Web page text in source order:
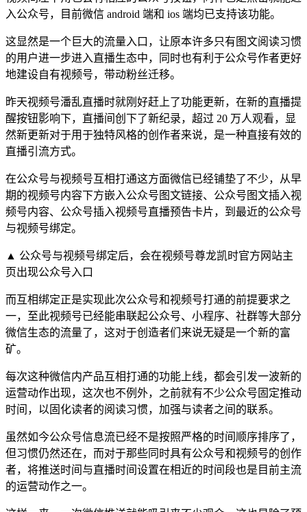
入公众号，目前微信 android 端和 ios 端均已支持该功能。
这显然是一个巨大的流量入口，让原本许多只有图文阅读习惯
的用户进一步进入直播生态中，同时也有利于公众号作者更好
地建设自有视频号，带动粉丝迁移。
昨天视频号潘乱直播时就刚好赶上了功能更新，在新的直播提
醒按钮影响下，直播间创下了新纪录，超过 20 万人观看，显
然新更新对于用于独特风格的创作者来说，是一种直接有效的
直播引流方式。
在公众号与视频号互相打通这方面微信已经铺垫了不少，从早
期的视频号内容下方嵌入公众号图文链接、公众号图文插入视
频号内容、公众号插入视频号直播预告卡片，到最近的公众号
与视频号绑定。
▲ 公众号与视频号绑定后，会在视频号尊龙凯时官方网站主
页出现公众号入口
而互相绑定正是实现此次公众号和视频号打通的前提要求之
一，至此视频号已经能串联起公众号、小程序、社群等大部分
微信生态的流量了，这对于创造者们来说无疑是一个新的富
矿。
每次这种微信内产品互相打通的功能上线，都会引发一波新的
运营动作出现，这次也不例外，之前就有不少公众号固定推动
时间，以固化读者的阅读习惯，加强与读者之间的联系。
虽然如今公众号信息流已经不是按照严格的时间顺序排序了，
但习惯仍然还在，而对于那些同时具有公众号和视频号的创作
者，将推送时间与直播时间设置在相近的时间段也是目前主流
的运营动作之一。